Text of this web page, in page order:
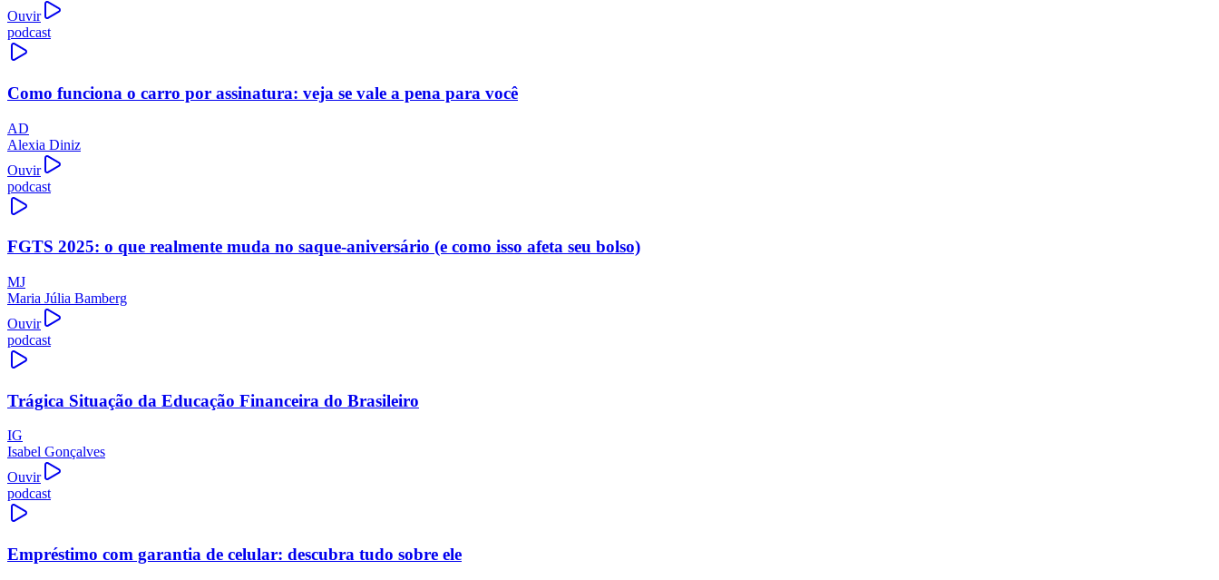
Ouvir
podcast
Como funciona o carro por assinatura: veja se vale a pena para você
AD
Alexia Diniz
Ouvir
podcast
FGTS 2025: o que realmente muda no saque-aniversário (e como isso afeta seu bolso)
MJ
Maria Júlia Bamberg
Ouvir
podcast
Trágica Situação da Educação Financeira do Brasileiro
IG
Isabel Gonçalves
Ouvir
podcast
Empréstimo com garantia de celular: descubra tudo sobre ele